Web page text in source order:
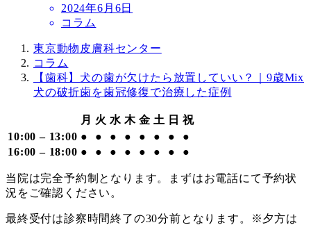
投
稿
2024年6月6日
コラム
東京動物皮膚科センター
コラム
【歯科】犬の歯が欠けたら放置していい？｜9歳Mix
犬の破折歯を歯冠修復で治療した症例
月 火 水 木 金 土 日 祝
10:00 – 13:00 ● ● ● ● ● ● ●
●
16:00 – 18:00 ● ● ● ● ● ● ● ●
当院は完全予約制となります。まずはお電話にて予約状
況をご確認ください。
最終受付は診察時間終了の30分前となります。※夕方は